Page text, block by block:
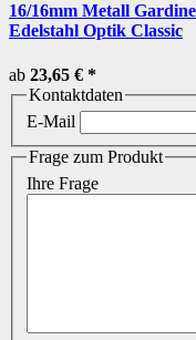
16/16mm Metall
Edelstahl Optik Classic
ab 23,65 € *
Kontaktdaten
E-Mail
Frage zum Produkt
Ihre Frage